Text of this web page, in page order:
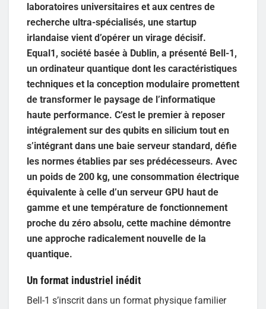
laboratoires universitaires et aux centres de
recherche ultra-spécialisés, une startup
irlandaise vient d’opérer un virage décisif.
Equal1, société basée à Dublin, a présenté Bell-1,
un ordinateur quantique dont les caractéristiques
techniques et la conception modulaire promettent
de transformer le paysage de l’informatique
haute performance. C’est le premier à reposer
intégralement sur des qubits en silicium tout en
s’intégrant dans une baie serveur standard, défie
les normes établies par ses prédécesseurs. Avec
un poids de 200 kg, une consommation électrique
équivalente à celle d’un serveur GPU haut de
gamme et une température de fonctionnement
proche du zéro absolu, cette machine démontre
une approche radicalement nouvelle de la
quantique.
Un format industriel inédit
Bell-1 s’inscrit dans un format physique familier